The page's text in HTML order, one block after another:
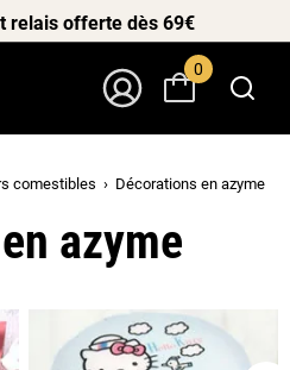
relais offerte dès 69€
0
comestibles Décorations en azyme
azyme